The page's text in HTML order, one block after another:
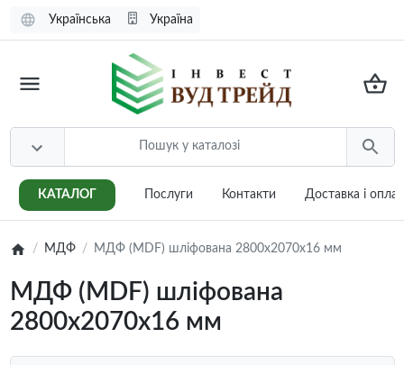
Українська Україна
КАТАЛОГ Послуги Контакти Доставка i
МДФ МДФ (MDF) шліфована 2800x2070x16 мм
МДФ (MDF) шліфована
2800x2070x16 мм